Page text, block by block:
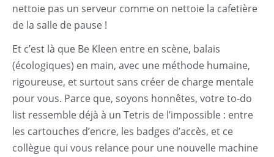
nettoie pas un serveur comme on nettoie la cafetière
de la salle de pause !
Et c’est là que Be Kleen entre en scène, balais
(écologiques) en main, avec une méthode humaine,
rigoureuse, et surtout sans créer de charge mentale
pour vous. Parce que, soyons honnêtes, votre to-do
list ressemble déjà à un Tetris de l’impossible : entre
les cartouches d’encre, les badges d’accès, et ce
collègue qui vous relance pour une nouvelle machine